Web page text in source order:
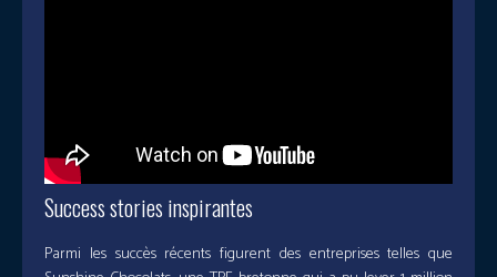
Success stories inspirantes
Parmi les succès récents figurent des entreprises telles que